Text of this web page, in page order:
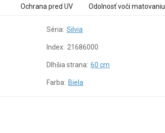
Ochrana pred UV Odolnosť voči matovaniu
Séria: Silvia
Index: 21686000
Dlhšia strana: 60 cm
Farba: Biela